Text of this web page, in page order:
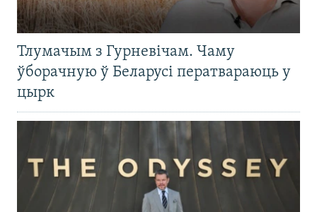
Тлумачым з Гурневічам. Чаму
ўборачную ў Беларусі ператвараюць у
цырк